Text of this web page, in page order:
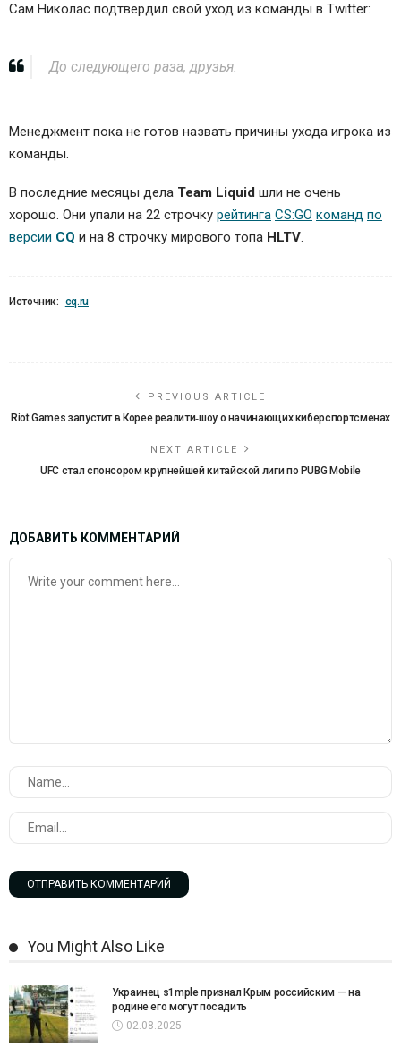
Сам Николас подтвердил свой уход из команды в Twitter:
До следующего раза, друзья.
Менеджмент пока не готов назвать причины ухода игрока из
команды.
В последние месяцы дела Team Liquid шли не очень
хорошо. Они упали на 22 строчку рейтинга CS:GO команд по
версии CQ и на 8 строчку мирового топа HLTV.
Источник: cq.ru
PREVIOUS ARTICLE
Riot Games запустит в Корее реалити‑шоу о начинающих киберспортсменах
NEXT ARTICLE
UFC стал спонсором крупнейшей китайской лиги по PUBG Mobile
ДОБАВИТЬ КОММЕНТАРИЙ
You Might Also Like
Украинец s1mple признал Крым российским — на
родине его могут посадить
02.08.2025